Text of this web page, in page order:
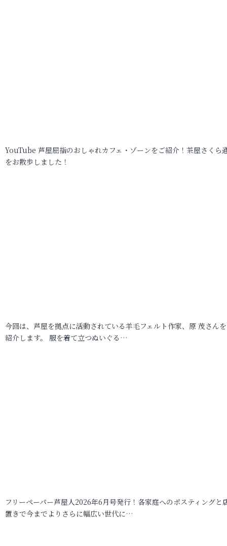
YouTube 芦屋屈指のおしゃれカフェ・ゾーンをご紹介！茶屋さくら
をお散歩しました！
今回は、芦屋を拠点に活動されている羊毛フェルト作家、原 茂さん
紹介します。 服を着て立つぬいぐる…
フリーペーパー芦屋人2026年6月号発行！各家庭へのポスティングと
置きで今までよりさらに幅広い世代に…